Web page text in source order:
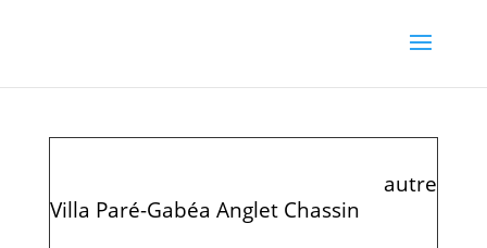
autre
Villa Paré-Gabéa Anglet Chassin